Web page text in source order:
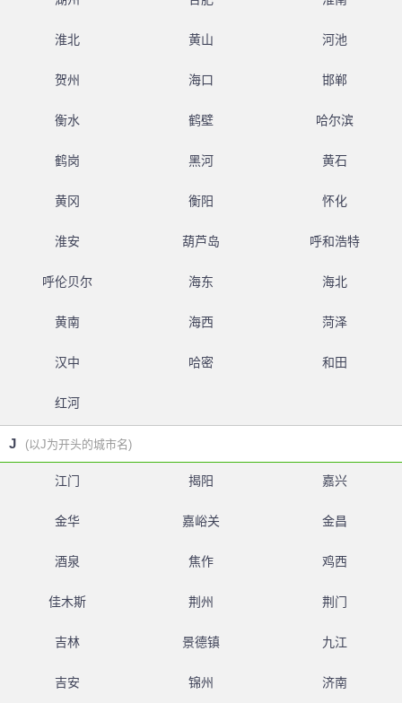
淮北 黄山 河池
贺州 海口 邯郸
衡水 鹤壁 哈尔滨
鹤岗 黑河 黄石
黄冈 衡阳 怀化
淮安 葫芦岛 呼和浩特
呼伦贝尔 海东 海北
黄南 海西 菏泽
汉中 哈密 和田
红河
J (以J为开头的城市名)
江门 揭阳 嘉兴
金华 嘉峪关 金昌
酒泉 焦作 鸡西
佳木斯 荆州 荆门
吉林 景德镇 九江
吉安 锦州 济南